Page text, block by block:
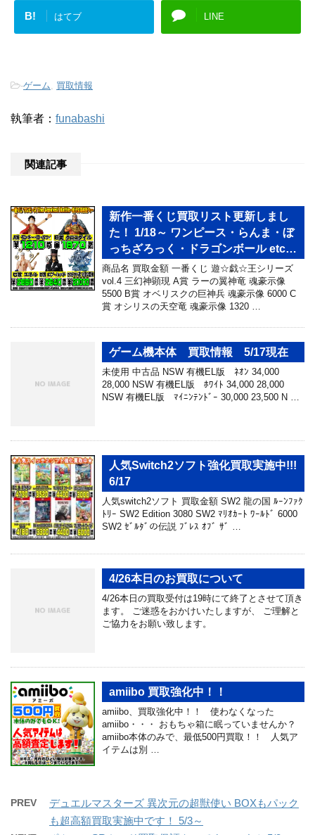
B! はてブ LINE
-ゲーム 買取情報
執筆者： funabashi
関連記事
新作一番くじ買取リスト更新しまし
た！ 1/18～ ワンピース・らんま・ぼ
っちざろっく・ドラゴンボール etc…
商品名 買取金額 一番くじ 遊☆戯☆王シリーズ
vol.4 三幻神顕現 A賞 ラーの翼神竜 魂豪示像
5500 B賞 オベリスクの巨神兵 魂豪示像 6000 C
賞 オシリスの天空竜 魂豪示像 1320 …
ゲーム機本体 買取情報 5/17現在
未使用 中古品 NSW 有機EL版 ﾈｵﾝ 34,000
28,000 NSW 有機EL版 ﾎﾜｲﾄ 34,000 28,000
NSW 有機EL版 ﾏｲﾆﾝﾃﾝﾄﾞｰ 30,000 23,500 N …
人気Switch2ソフト強化買取実施中!!!
6/17
人気switch2ソフト 買取金額 SW2 龍の国 ﾙｰﾝﾌｧｸ
ﾄﾘｰ SW2 Edition 3080 SW2 ﾏﾘｵｶｰﾄ ﾜｰﾙﾄﾞ 6000
SW2 ｾﾞﾙﾀﾞの伝説 ﾌﾞﾚｽ ｵﾌﾞ ｻﾞ …
4/26本日のお買取について
4/26本日の買取受付は19時にて終了とさせて頂き
ます。 ご迷惑をおかけいたしますが、 ご理解と
ご協力をお願い致します。
amiibo 買取強化中！！
amiibo、買取強化中！！ 使わなくなった
amiibo・・・ おもちゃ箱に眠っていませんか？
amiibo本体のみで、最低500円買取！！ 人気ア
イテムは別 …
PREV
デュエルマスターズ 異次元の超獣使い BOXもパック
も超高額買取実施中です！ 5/3～